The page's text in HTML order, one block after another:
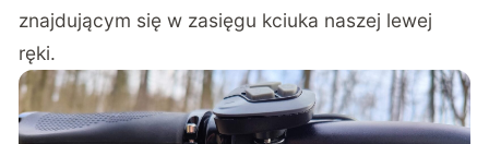
znajdującym się w zasięgu kciuka naszej lewej
ręki.